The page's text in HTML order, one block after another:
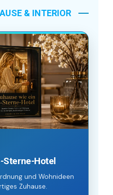
& INTERIOR
Sterne-Hotel
und Wohnideen
Zuhause.